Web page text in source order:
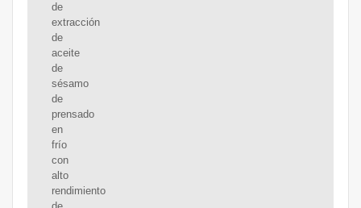
de
extracción
de
aceite
de
sésamo
de
prensado
en
frío
con
alto
rendimiento